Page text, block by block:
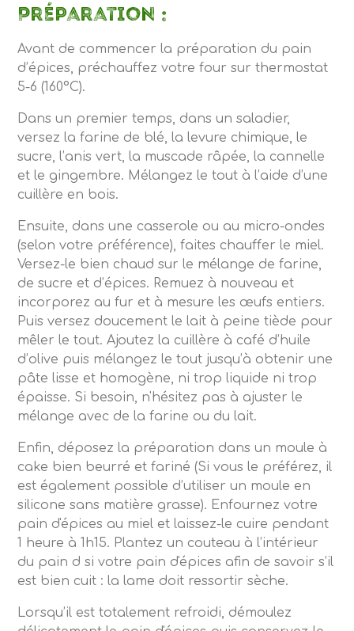
Préparation :
Avant de commencer la préparation du pain
d’épices, préchauffez votre four sur thermostat
5-6 (160°C).
Dans un premier temps, dans un saladier,
versez la farine de blé, la levure chimique, le
sucre, l’anis vert, la muscade râpée, la cannelle
et le gingembre. Mélangez le tout à l’aide d’une
cuillère en bois.
Ensuite, dans une casserole ou au micro-ondes
(selon votre préférence), faites chauffer le miel.
Versez-le bien chaud sur le mélange de farine,
de sucre et d’épices. Remuez à nouveau et
incorporez au fur et à mesure les œufs entiers.
Puis versez doucement le lait à peine tiède pour
mêler le tout. Ajoutez la cuillère à café d’huile
d’olive puis mélangez le tout jusqu’à obtenir une
pâte lisse et homogène, ni trop liquide ni trop
épaisse. Si besoin, n'hésitez pas à ajuster le
mélange avec de la farine ou du lait.
Enfin, déposez la préparation dans un moule à
cake bien beurré et fariné (Si vous le préférez, il
est également possible d’utiliser un moule en
silicone sans matière grasse). Enfournez votre
pain d'épices au miel et laissez-le cuire pendant
1 heure à 1h15. Plantez un couteau à l’intérieur
du pain d si votre pain d'épices afin de savoir s’il
est bien cuit : la lame doit ressortir sèche.
Lorsqu’il est totalement refroidi, démoulez